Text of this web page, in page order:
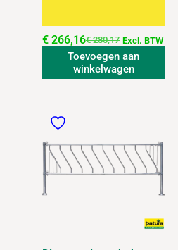
€280,17
€ 266,16 Excl. BTW
Toevoegen aan
winkelwagen